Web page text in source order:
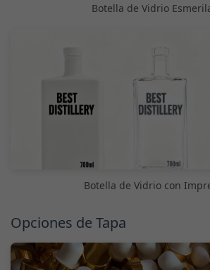
Botella de Vidrio
Botella de Vidrio con
Opciones de Tapa